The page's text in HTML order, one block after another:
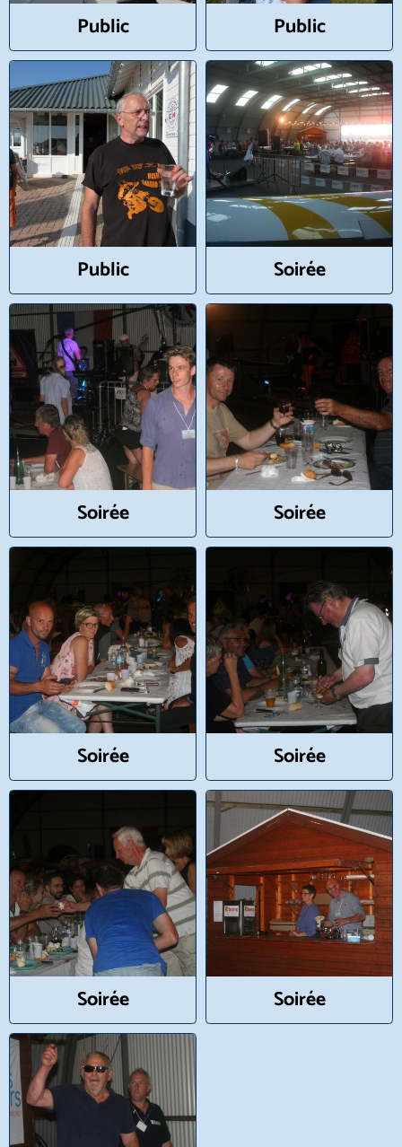
Public Public
Public Soirée
Soirée Soirée
Soirée Soirée
Soirée Soirée